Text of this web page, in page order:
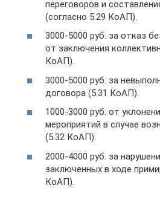
переговоров и
(согласно 5.29 КоАП).
3000-5000 руб. за отказ
от заключения
КоАП).
3000-5000 руб. за
договора (5.31 КоАП).
1000-3000 руб. от
мероприятий в случае
(5.32 КоАП).
2000-4000 руб. за
заключенных в ходе
КоАП).